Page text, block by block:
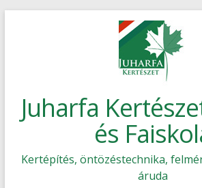
Juharfa
és
Kertépítés, öntözéstechnika,
áruda